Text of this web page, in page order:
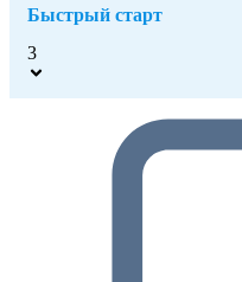
Быстрый старт
3